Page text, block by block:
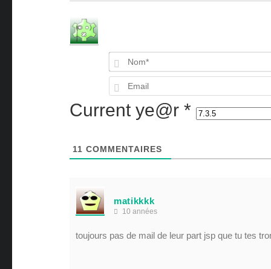
Current ye@r *
11 COMMENTAIRES
matikkkk
10 années
toujours pas de mail de leur part jsp que tu tes